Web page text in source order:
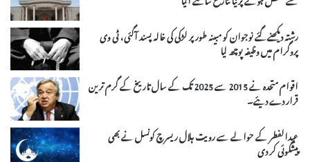
رشتہ دیکھنے گئے نوجوان کو مبینہ طورپر لڑکی کی خالہ پسند آگئی، ٹی وی
پروگرام میں وظیفہ پوچھ لیا
اقوام متحدہ نے 2015 سے 2025 تک کے سال تاریخ کے گرم ترین
قرار دے دیئے۔
عیدالفطر کے حوالے سے رویت ہلال ریسرچ کونسل نے بھی
پیشگوئی کر دی